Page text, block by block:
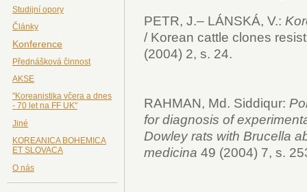
Studijní opory
Články
Konference
Přednášková činnost
AKSE
"Koreanistika včera a dnes
- 70 let na FF UK"
Jiné
KOREANICA BOHEMICA
ET SLOVACA
O nás
PETR, J.– LÁNSKÁ, V.:
/ Korean cattle clones
(2004) 2, s. 24.
RAHMAN, Md. Siddiqur:
for diagnosis of
Dowley rats with Brucella
medicina 49 (2004) 7, s.